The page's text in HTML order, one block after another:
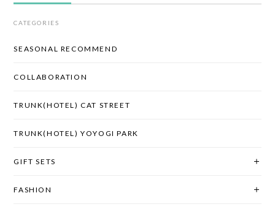
CATEGORIES
SEASONAL RECOMMEND
COLLABORATION
TRUNK(HOTEL) CAT STREET
TRUNK(HOTEL) YOYOGI PARK
GIFT SETS
FASHION